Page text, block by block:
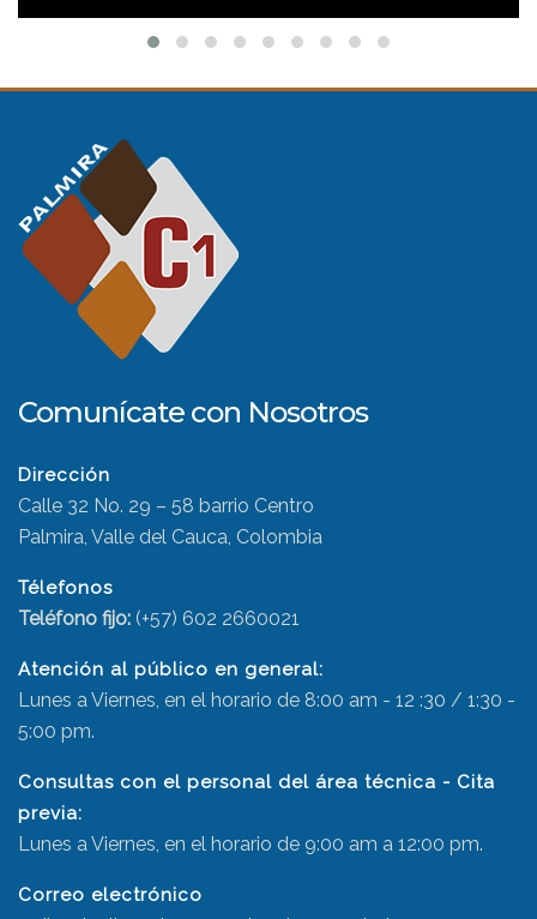
Comunícate con Nosotros
Dirección
Calle 32 No. 29 – 58 barrio Centro
Palmira, Valle del Cauca, Colombia
Télefonos
Teléfono fijo: (+57) 602 2660021
Atención al público en general:
Lunes a Viernes, en el horario de 8:00 am - 12 :30 / 1:30 -
5:00 pm.
Consultas con el personal del área técnica - Cita
previa:
Lunes a Viernes, en el horario de 9:00 am a 12:00 pm.
Correo electrónico